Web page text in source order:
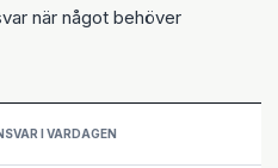
när något behöver
I VARDAGEN